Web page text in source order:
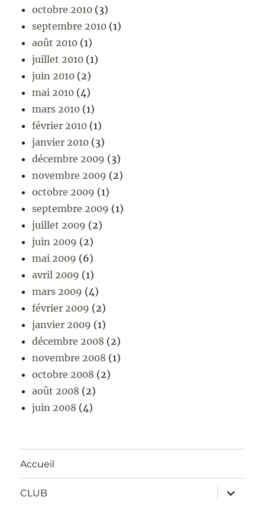
octobre 2010 (3)
septembre 2010 (1)
août 2010 (1)
juillet 2010 (1)
juin 2010 (2)
mai 2010 (4)
mars 2010 (1)
février 2010 (1)
janvier 2010 (3)
décembre 2009 (3)
novembre 2009 (2)
octobre 2009 (1)
septembre 2009 (1)
juillet 2009 (2)
juin 2009 (2)
mai 2009 (6)
avril 2009 (1)
mars 2009 (4)
février 2009 (2)
janvier 2009 (1)
décembre 2008 (2)
novembre 2008 (1)
octobre 2008 (2)
août 2008 (2)
juin 2008 (4)
Accueil
CLUB
ouvrir
le